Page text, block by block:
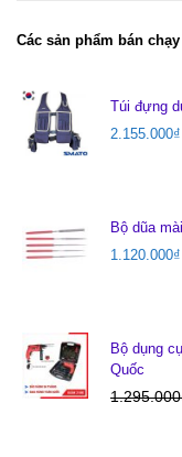
Các sản phẩm bán chạy
Túi đựng
2.155.000₫
Bộ dũa
1.120.000₫
Bộ dụng
Quốc
1.295.000